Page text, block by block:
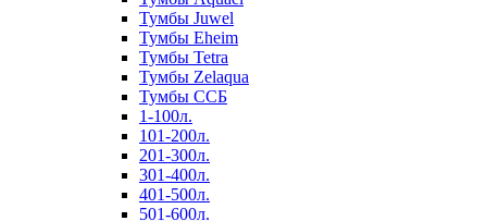
Тумбы Juwel
Тумбы Eheim
Тумбы Tetra
Тумбы Zelaqua
Тумбы ССБ
1-100л.
101-200л.
201-300л.
301-400л.
401-500л.
501-600л.